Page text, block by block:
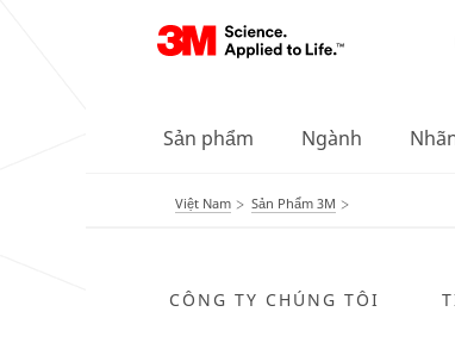
Sản phẩm Ngành
Việt Nam Sản Phẩm 3M
CÔNG TY CHÚNG TÔI